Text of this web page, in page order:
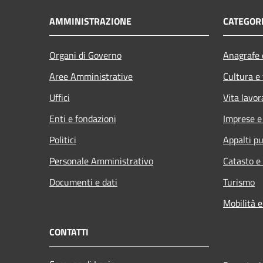
AMMINISTRAZIONE
Organi di Governo
Aree Amministrative
Uffici
Enti e fondazioni
Politici
Personale Amministrativo
Documenti e dati
Cultura
Vita
Imprese
Appalti
Catasto
Turismo
Mobilità
CONTATTI